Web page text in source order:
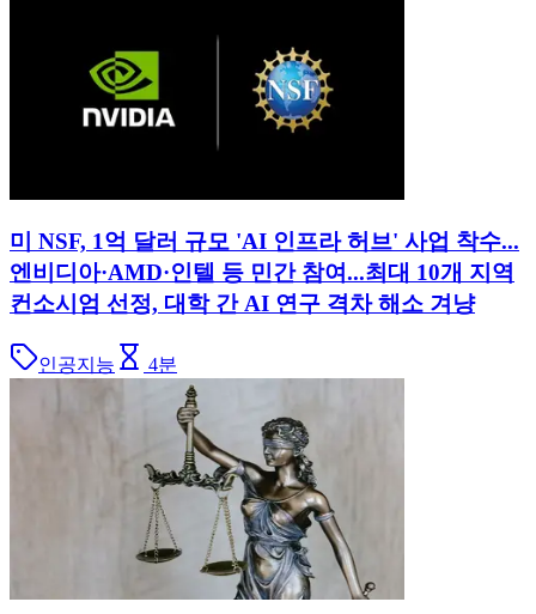
미 NSF, 1억 달러 규모 'AI 인프라 허브' 사업 착수...
엔비디아·AMD·인텔 등 민간 참여...최대 10개 지역
컨소시엄 선정, 대학 간 AI 연구 격차 해소 겨냥
인공지능 4분